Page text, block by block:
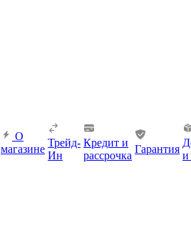
О
магазине
Трейд-
Ин
Кредит и
рассрочка
Гарантия
и